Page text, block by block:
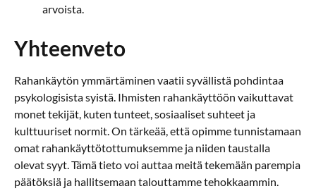
arvoista.
Yhteenveto
Rahankäytön ymmärtäminen vaatii syvällistä pohdintaa
psykologisista syistä. Ihmisten rahankäyttöön vaikuttavat
monet tekijät, kuten tunteet, sosiaaliset suhteet ja
kulttuuriset normit. On tärkeää, että opimme tunnistamaan
omat rahankäyttötottumuksemme ja niiden taustalla
olevat syyt. Tämä tieto voi auttaa meitä tekemään parempia
päätöksiä ja hallitsemaan talouttamme tehokkaammin.